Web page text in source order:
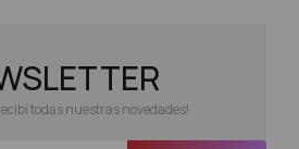
todas nuestras novedades!